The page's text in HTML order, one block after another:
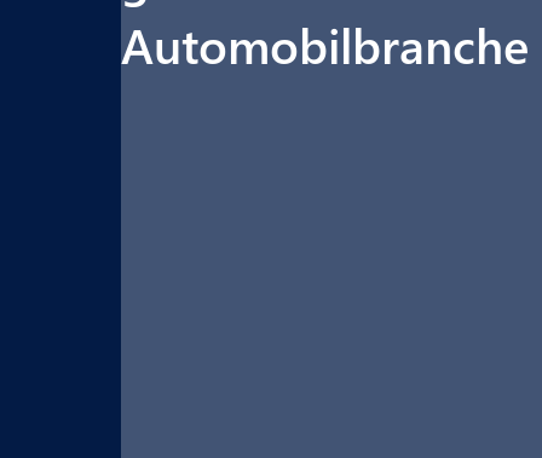
Automobilbranche